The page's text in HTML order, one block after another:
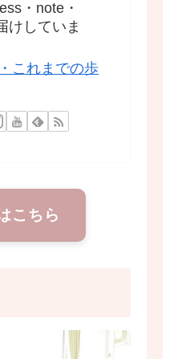
・note・
けしていま
これまでの歩
こちら